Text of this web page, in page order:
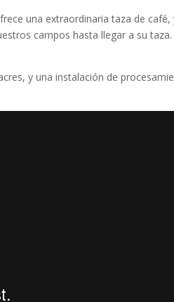
una extraordinaria taza de café,
campos hasta llegar a su taza.
y una instalación de